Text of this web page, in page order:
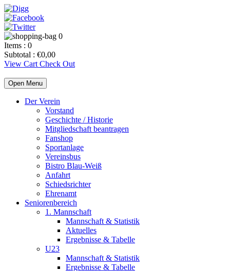
0
Items : 0
Subtotal : €0,00
View Cart Check Out
Open Menu
Der Verein
Vorstand
Geschichte / Historie
Mitgliedschaft beantragen
Fanshop
Sportanlage
Vereinsbus
Bistro Blau-Weiß
Anfahrt
Schiedsrichter
Ehrenamt
Seniorenbereich
1. Mannschaft
Mannschaft & Statistik
Aktuelles
Ergebnisse & Tabelle
U23
Mannschaft & Statistik
Ergebnisse & Tabelle